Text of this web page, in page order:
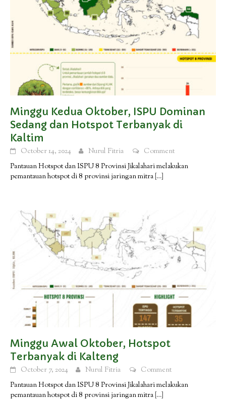
Minggu Kedua Oktober, ISPU Dominan
Sedang dan Hotspot Terbanyak di
Kaltim
October 14, 2024 Nurul Fitria
Comment
Pantauan Hotspot dan ISPU 8 Provinsi Jikalahari melakukan
pemantauan hotspot di 8 provinsi jaringan mitra […]
Minggu Awal Oktober, Hotspot
Terbanyak di Kalteng
October 7, 2024 Nurul Fitria
Comment
Pantauan Hotspot dan ISPU 8 Provinsi Jikalahari melakukan
pemantauan hotspot di 8 provinsi jaringan mitra […]